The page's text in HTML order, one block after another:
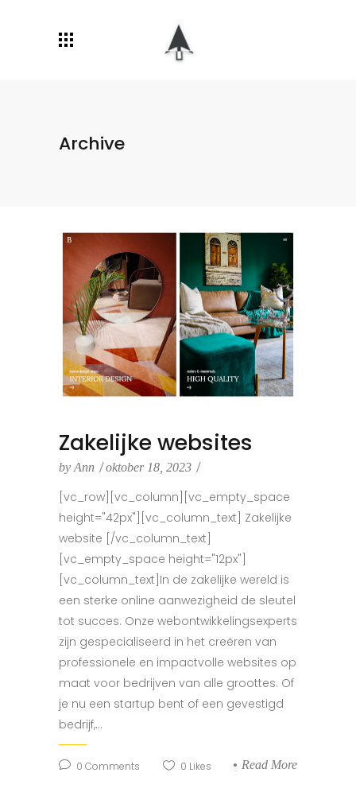
Archive
Zakelijke websites
by Ann oktober 18, 2023
[vc_row][vc_column][vc_empty_space
height="42px"][vc_column_text] Zakelijke
website [/vc_column_text]
[vc_empty_space height="12px"]
[vc_column_text]In de zakelijke wereld is
een sterke online aanwezigheid de sleutel
tot succes. Onze webontwikkelingsexperts
zijn gespecialiseerd in het creëren van
professionele en impactvolle websites op
maat voor bedrijven van alle groottes. Of
je nu een startup bent of een gevestigd
bedrijf,...
0 Comments 0 Likes Read More